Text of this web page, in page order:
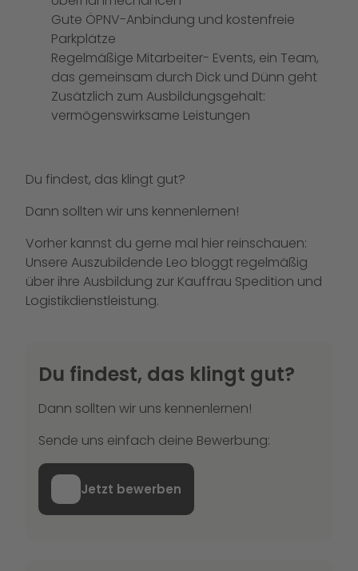
Gute ÖPNV-Anbindung und kostenfreie
Parkplätze
Regelmäßige Mitarbeiter- Events, ein Team,
das gemeinsam durch Dick und Dünn geht
Zusätzlich zum Ausbildungsgehalt:
vermögenswirksame Leistungen
Du findest, das klingt gut?
Dann sollten wir uns kennenlernen!
Vorher kannst du gerne mal hier reinschauen:
Unsere Auszubildende Leo bloggt regelmäßig
über ihre Ausbildung zur Kauffrau Spedition und
Logistikdienstleistung.
Du findest, das klingt gut?
Dann sollten wir uns kennenlernen!
Sende uns einfach deine Bewerbung:
Jetzt bewerben